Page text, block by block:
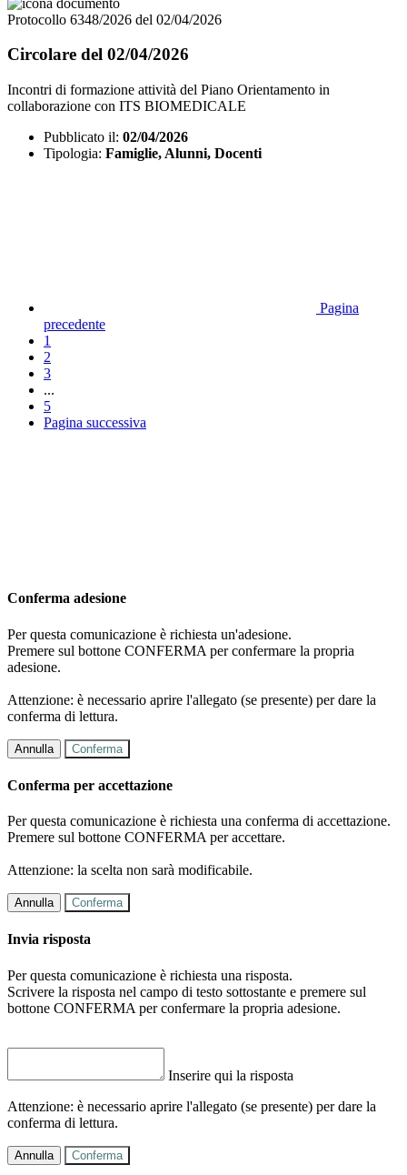
Protocollo 6348/2026 del 02/04/2026
Circolare del 02/04/2026
Incontri di formazione attività del Piano Orientamento in
collaborazione con ITS BIOMEDICALE
Pubblicato il: 02/04/2026
Tipologia: Famiglie, Alunni, Docenti
Pagina
precedente
1
2
3
...
5
Pagina successiva
Conferma adesione
Per questa comunicazione è richiesta un'adesione.
Premere sul bottone CONFERMA per confermare la propria
adesione.
Attenzione: è necessario aprire l'allegato (se presente) per dare la
conferma di lettura.
Annulla Conferma
Conferma per accettazione
Per questa comunicazione è richiesta una conferma di accettazione.
Premere sul bottone CONFERMA per accettare.
Attenzione: la scelta non sarà modificabile.
Annulla Conferma
Invia risposta
Per questa comunicazione è richiesta una risposta.
Scrivere la risposta nel campo di testo sottostante e premere sul
bottone CONFERMA per confermare la propria adesione.
Inserire qui la risposta
Attenzione: è necessario aprire l'allegato (se presente) per dare la
conferma di lettura.
Annulla Conferma